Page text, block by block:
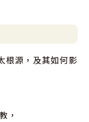
根源，及其如何影
，